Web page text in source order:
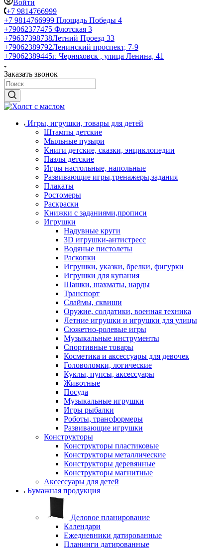
Войти
+7 9814766999
+7 9814766999 Площадь Победы 4
+79062377475 Флотская 3
+79637398738Летний Проезд 33
+79062389792Ленинский проспект, 7-9
+79062389445г. Черняховск , улица Ленина, 41
Заказать звонок
Игры, игрушки, товары для детей
Штампы детские
Мыльные пузыри
Книги детские, сказки, энциклопедии
Пазлы детские
Игры настольные, напольные
Развивающие игры,тренажеры,задания
Плакаты
Ростомеры
Раскраски
Книжки с заданиями,прописи
Игрушки
Надувные круги
3D игрушки-антистресс
Водяные пистолеты
Раскопки
Игрушки, указки, брелки, фигурки
Игрушки для купания
Шашки, шахматы, нарды
Транспорт
Слаймы, сквиши
Оружие, солдатики, военная техника
Летние игрушки и игрушки для улицы
Сюжетно-ролевые игры
Музыкальные инструменты
Спортивные товары
Косметика и аксессуары для девочек
Головоломки, логические
Куклы, пупсы, аксессуары
Животные
Посуда
Музыкальные игрушки
Игры рыбалки
Роботы, трансформеры
Развивающие игрушки
Конструкторы
Конструкторы пластиковые
Конструкторы металлические
Конструкторы деревянные
Конструкторы магнитные
Аксессуары для детей
Бумажная продукция
Деловое планирование
Календари
Ежедневники датированные
Планинги датированные